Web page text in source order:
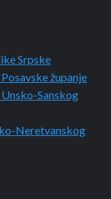
Srpske
Posavske županje
Unsko-Sanskog
Neretvanskog